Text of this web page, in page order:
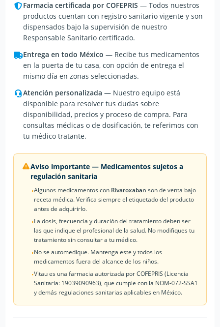
Farmacia certificada por COFEPRIS — Todos nuestros
productos cuentan con registro sanitario vigente y son
dispensados bajo la supervisión de nuestro
Responsable Sanitario certificado.
Entrega en todo México — Recibe tus medicamentos
en la puerta de tu casa, con opción de entrega el
mismo día en zonas seleccionadas.
Atención personalizada — Nuestro equipo está
disponible para resolver tus dudas sobre
disponibilidad, precios y proceso de compra. Para
consultas médicas o de dosificación, te referimos con
tu médico tratante.
Aviso importante — Medicamentos sujetos a
regulación sanitaria
•Algunos medicamentos con Rivaroxaban son de venta bajo
receta médica. Verifica siempre el etiquetado del producto
antes de adquirirlo.
•La dosis, frecuencia y duración del tratamiento deben ser
las que indique el profesional de la salud. No modifiques tu
tratamiento sin consultar a tu médico.
•No se automedique. Mantenga este y todos los
medicamentos fuera del alcance de los niños.
•Vitau es una farmacia autorizada por COFEPRIS (Licencia
Sanitaria: 19039090963), que cumple con la NOM-072-SSA1
y demás regulaciones sanitarias aplicables en México.